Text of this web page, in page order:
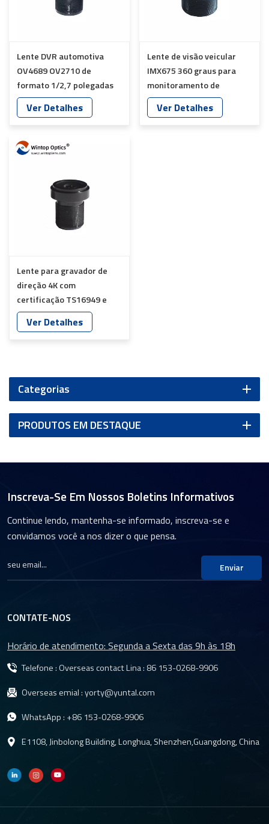
Lente DVR automotiva
OV4689 OV2710 de
formato 1/2,7 polegadas
YT-1711P-C1
Ver Detalhes
Lente de visão veicular
IMX675 360 graus para
monitoramento de
veículos YT-7601-F1
Ver Detalhes
Lente para gravador de
direção 4K com
certificação TS16949 e
classificação IP67 (YT-
7711P-A8)
Ver Detalhes
Categorias
PRODUTOS EM DESTAQUE
Inscreva-Se Em Nossos Boletins Informativos
Continue lendo, mantenha-se informado, inscreva-se e
convidamos você a nos dizer o que pensa.
Enviar
CONTATE-NOS
Horário de atendimento: Segunda a Sexta das 9h às 18h
Telefone : Overseas contact Lina : 86 153-0268-9906
Overseas emial :yorty@yuntal.com
WhatsApp : +86 153-0268-9906
E1108, Jinbolong Building, Longhua, Shenzhen,Guangdong, China